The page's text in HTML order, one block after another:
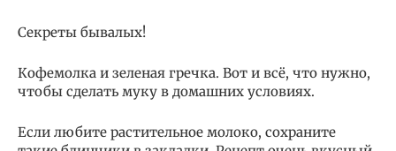
Секреты бывалых!
Кофемолка и зеленая гречка. Вот и всё, что нужно,
чтобы сделать муку в домашних условиях.
Если любите растительное молоко, сохраните